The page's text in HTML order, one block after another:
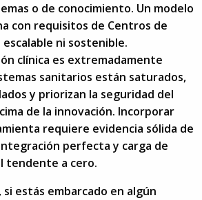
o de conocimiento. Un modelo
con requisitos de Centros de
escalable ni sostenible.
clínica es extremadamente
sanitarios están saturados,
y priorizan la seguridad del
de la innovación. Incorporar
requiere evidencia sólida de
perfecta y carga de
tendente a cero.
estás embarcado en algún